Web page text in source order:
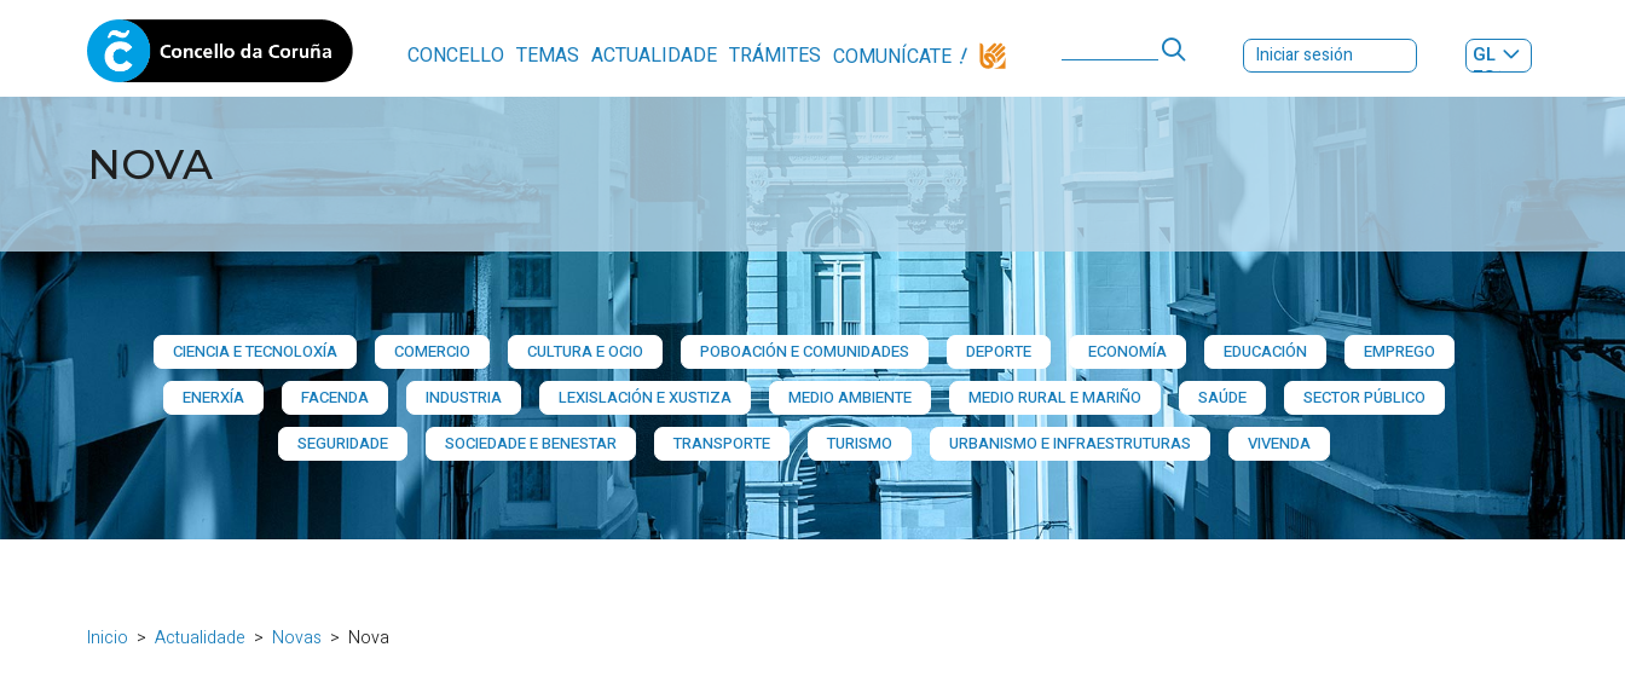
CONCELLO TEMAS ACTUALIDADE TRÁMITES COMUNÍCATE Iniciar sesión
GL
ES|
NOVA
CIENCIA E TECNOLOXÍA COMERCIO CULTURA E OCIO POBOACIÓN E COMUNIDADES DEPORTE ECONOMÍA EDUCACIÓN
EMPREGO
ENERXÍA
FACENDA INDUSTRIA LEXISLACIÓN E XUSTIZA MEDIO AMBIENTE MEDIO RURAL E MARIÑO SAÚDE
SECTOR PÚBLICO
SEGURIDADE
SOCIEDADE E BENESTAR TRANSPORTE TURISMO URBANISMO E INFRAESTRUTURAS VIVENDA
Inicio Actualidade Novas Nova